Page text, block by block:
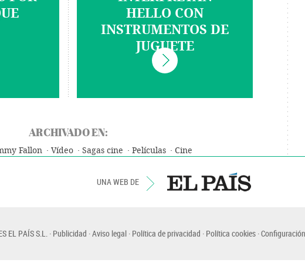
HELLO CON
INSTRUMENTOS DE
JUGUETE
ARCHIVADO EN:
Fallon Vídeo Sagas cine Películas Cine
UNA WEB DE
EL PAÍS S.L. Publicidad Aviso legal Política de privacidad Política cookies